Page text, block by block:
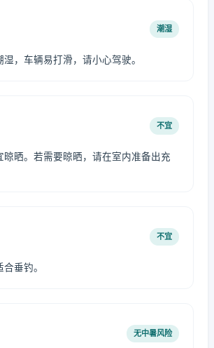
潮湿
，车辆易打滑，请小心驾驶。
不宜
晾晒。若需要晾晒，请在室内准备出充
不宜
垂钓。
无中暑风险